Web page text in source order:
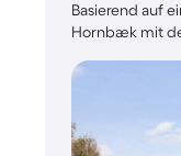
Basierend auf
Hornbæk mit